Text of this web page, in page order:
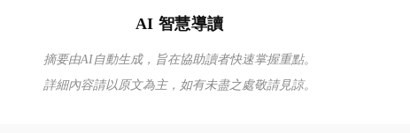
AI 智慧導讀
摘要由AI自動生成，旨在協助讀者快速掌握重點。
詳細內容請以原文為主，如有未盡之處敬請見諒。